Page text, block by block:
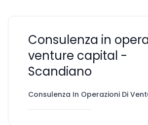
Consulenza in
venture capital -
Scandiano
Consulenza In Operazioni Di